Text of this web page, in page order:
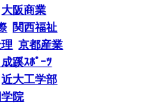
大阪商業
関西福祉
京都産業
蹊ｽﾎﾟｰﾂ
近大工学部
学院